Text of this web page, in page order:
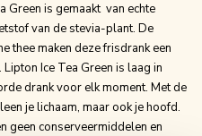
Green is gemaakt van echte
van de stevia-plant. De
thee maken deze frisdrank een
Ice Tea Green is laag in
drank voor elk moment. Met de
je lichaam, maar ook je hoofd.
geen conserveermiddelen en